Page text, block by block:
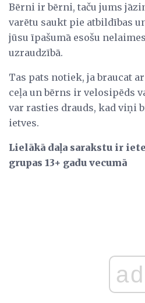
Bērni ir bērni, taču jums
varētu saukt pie atbildības
jūsu īpašumā esošu
uzraudzībā.
Tas pats notiek, ja braucat
ceļa un bērns ir velosipēds
var rasties drauds, kad viņi
ietves.
Lielākā daļa sarakstu ir
grupas 13+ gadu vecumā
ad